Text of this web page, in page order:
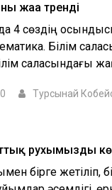
жаңа тренді
4 сөздің
Білім
саласындағы
Турсынай
рухымызды
бірге жетіліп,